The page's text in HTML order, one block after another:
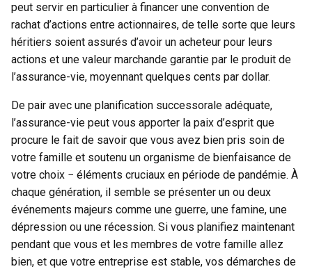
peut servir en particulier à financer une convention de
rachat d’actions entre actionnaires, de telle sorte que leurs
héritiers soient assurés d’avoir un acheteur pour leurs
actions et une valeur marchande garantie par le produit de
l’assurance-vie, moyennant quelques cents par dollar.
De pair avec une planification successorale adéquate,
l’assurance-vie peut vous apporter la paix d’esprit que
procure le fait de savoir que vous avez bien pris soin de
votre famille et soutenu un organisme de bienfaisance de
votre choix − éléments cruciaux en période de pandémie. À
chaque génération, il semble se présenter un ou deux
événements majeurs comme une guerre, une famine, une
dépression ou une récession. Si vous planifiez maintenant
pendant que vous et les membres de votre famille allez
bien, et que votre entreprise est stable, vos démarches de